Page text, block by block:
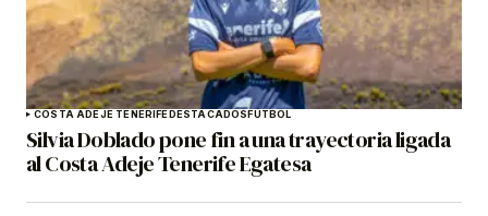
COSTA ADEJE TENERIFEDESTACADOSFÚTBOL
Silvia Doblado pone fin a una trayectoria ligada
al Costa Adeje Tenerife Egatesa